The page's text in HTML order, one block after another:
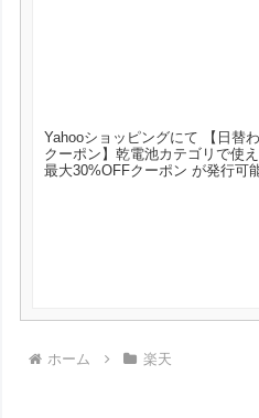
Yahooショッピングにて 【日替
クーポン】乾電池カテゴリで使
最大30%OFFクーポン が発行可
ホーム 楽天